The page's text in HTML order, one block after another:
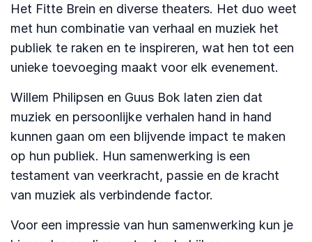
Het Fitte Brein en diverse theaters. Het duo weet
met hun combinatie van verhaal en muziek het
publiek te raken en te inspireren, wat hen tot een
unieke toevoeging maakt voor elk evenement.
Willem Philipsen en Guus Bok laten zien dat
muziek en persoonlijke verhalen hand in hand
kunnen gaan om een blijvende impact te maken
op hun publiek. Hun samenwerking is een
testament van veerkracht, passie en de kracht
van muziek als verbindende factor.
Voor een impressie van hun samenwerking kun je